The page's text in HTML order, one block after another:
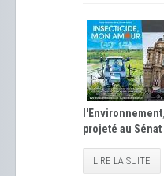
l'Environnement
projeté au Sénat
LIRE LA SUITE